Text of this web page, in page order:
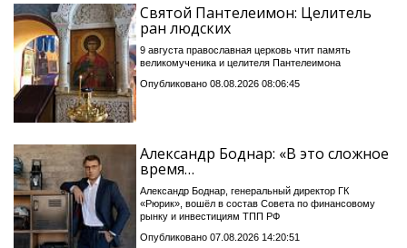
Святой Пантелеимон: Целитель
ран людских
9 августа православная церковь чтит память
великомученика и целителя Пантелеимона
Опубликовано 08.08.2026 08:06:45
Александр Боднар: «В это сложное
время…
Александр Боднар, генеральный директор ГК
«Рюрик», вошёл в состав Совета по финансовому
рынку и инвестициям ТПП РФ
Опубликовано 07.08.2026 14:20:51